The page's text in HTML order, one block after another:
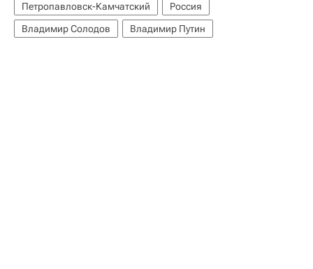
Петропавловск-Камчатский
Россия
Владимир Солодов
Владимир Путин